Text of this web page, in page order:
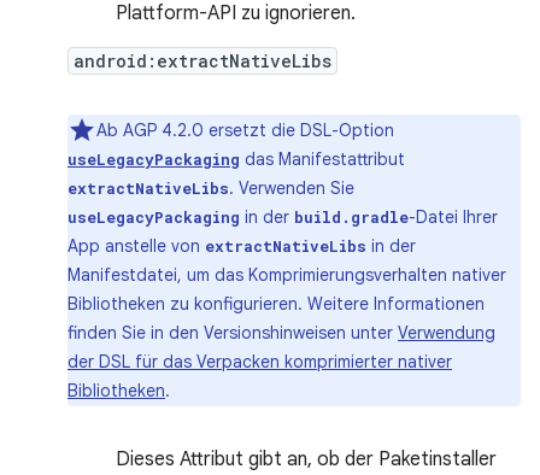
Plattform-API zu ignorieren.
android:extractNativeLibs
Ab AGP 4.2.0 ersetzt die DSL-Option
useLegacyPackaging das Manifestattribut
extractNativeLibs. Verwenden Sie
useLegacyPackaging in der build.gradle-Datei Ihrer
App anstelle von extractNativeLibs in der
Manifestdatei, um das Komprimierungsverhalten nativer
Bibliotheken zu konfigurieren. Weitere Informationen
finden Sie in den Versionshinweisen unter Verwendung
der DSL für das Verpacken komprimierter nativer
Bibliotheken.
Dieses Attribut gibt an, ob der Paketinstaller